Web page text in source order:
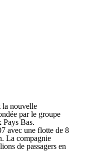
la nouvelle
par le groupe
Bas.
avec une flotte de 8
La compagnie
de passagers en